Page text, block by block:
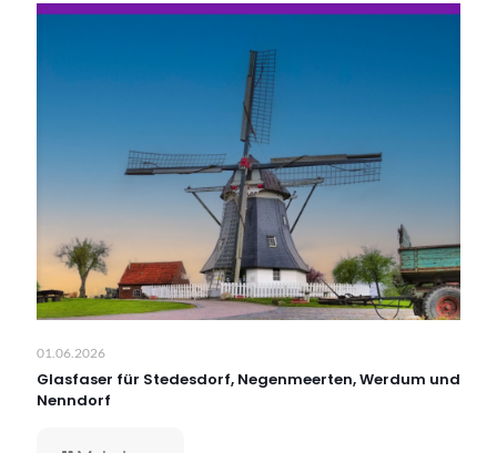
01.06.2026
Glasfaser für Stedesdorf, Negenmeerten, Werdum und
Nenndorf